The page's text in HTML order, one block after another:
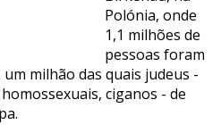
Polónia, onde
1,1 milhões de
pessoas foram
milhão das quais judeus -
ciganos - de